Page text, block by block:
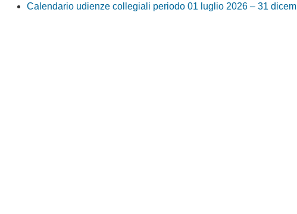
Calendario udienze collegiali periodo 01 luglio 2026 – 31